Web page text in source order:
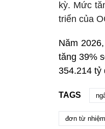
kỳ. Mức
triển của
Năm
tăng 39%
354.214 tỷ
TAGS
đơn từ